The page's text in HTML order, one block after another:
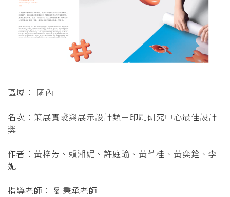
區域： 國內
名次：策展實踐與展示設計類－印刷研究中心最佳設計
獎
作者：黃梓芳、賴湘妮、許庭瑜、黃芊桂、黃奕銓、李
妮
指導老師： 劉秉承老師